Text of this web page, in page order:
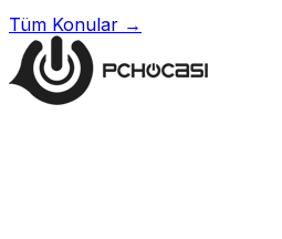
Tüm Konular →